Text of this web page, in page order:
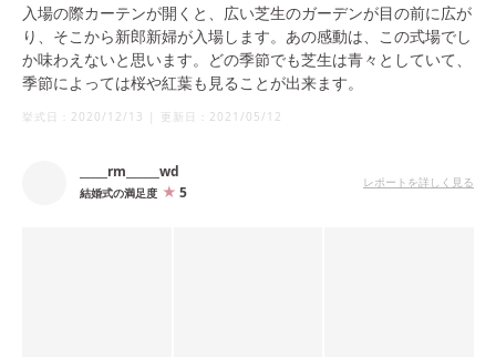
入場の際カーテンが開くと、広い芝生のガーデンが目の前に広が
り、そこから新郎新婦が入場します。あの感動は、この式場でし
か味わえないと思います。どの季節でも芝生は青々としていて、
季節によっては桜や紅葉も見ることが出来ます。
挙式日： 2020/12/13 | 更新日： 2021/05/12
_____rm______wd
結婚式の満足度 5
レポートを詳しく見る